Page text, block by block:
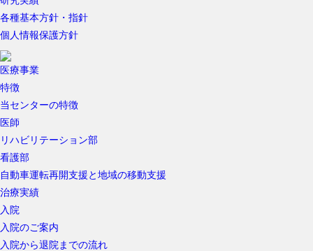
各種基本方針・指針
個人情報保護方針
医療事業
特徴
当センターの特徴
医師
リハビリテーション部
看護部
自動車運転再開支援と地域の移動支援
治療実績
入院
入院のご案内
入院から退院までの流れ